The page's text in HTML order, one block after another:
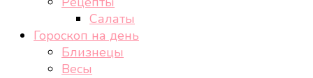
Салаты
Гороскоп на день
Близнецы
Весы